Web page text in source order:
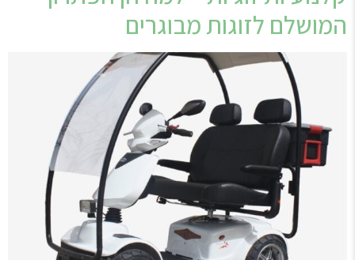
המושלם לזוגות מבוגרים